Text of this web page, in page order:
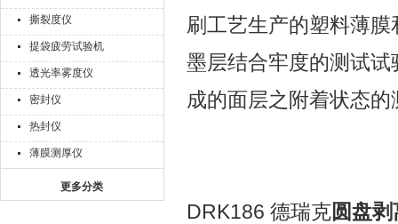
撕裂度仪
提袋疲劳试验机
透光率雾度仪
密封仪
热封仪
薄膜测厚仪
更多分类
刷工艺生产的塑料薄
墨层结合牢度的测试
成的面层之附着状态的
DRK186 德瑞克圆盘